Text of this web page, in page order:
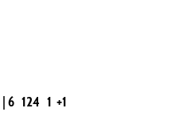
|6 124 1 +1